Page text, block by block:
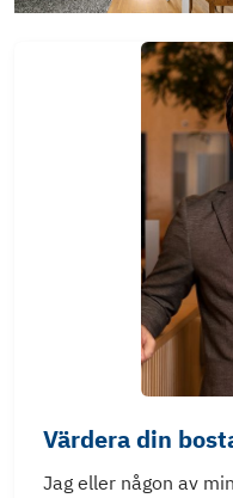
Värdera din
Jag eller någon av